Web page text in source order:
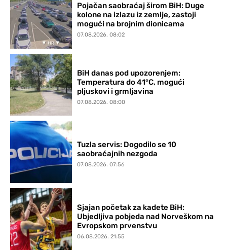
Pojačan saobraćaj širom BiH: Duge
kolone na izlazu iz zemlje, zastoji
mogući na brojnim dionicama
07.08.2026. 08:02
BiH danas pod upozorenjem:
Temperatura do 41°C, mogući
pljuskovi i grmljavina
07.08.2026. 08:00
Tuzla servis: Dogodilo se 10
saobraćajnih nezgoda
07.08.2026. 07:56
Sjajan početak za kadete BiH:
Ubjedljiva pobjeda nad Norveškom na
Evropskom prvenstvu
06.08.2026. 21:55